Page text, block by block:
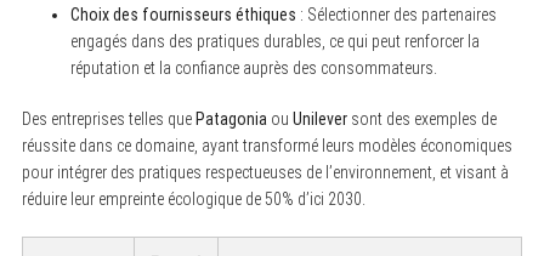
Choix des fournisseurs éthiques : Sélectionner des partenaires
engagés dans des pratiques durables, ce qui peut renforcer la
réputation et la confiance auprès des consommateurs.
Des entreprises telles que Patagonia ou Unileversont des exemples de
réussite dans ce domaine, ayant transformé leurs modèles économiques
pour intégrer des pratiques respectueuses de l’environnement, et visant à
réduire leur empreinte écologique de 50% d’ici 2030.